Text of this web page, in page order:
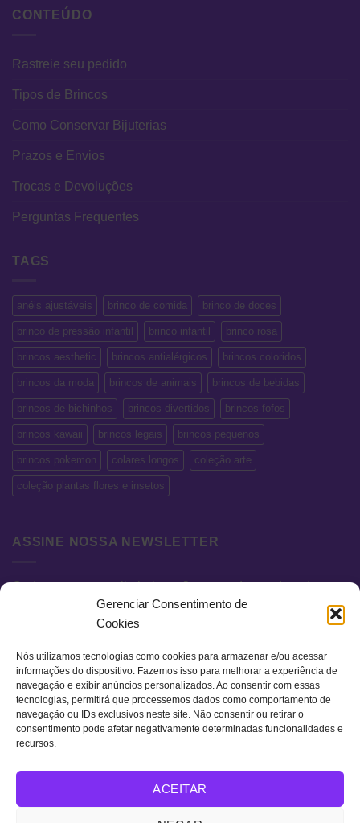
Gerenciar Consentimento de
Cookies
Nós utilizamos tecnologias como cookies para armazenar e/ou acessar
informações do dispositivo. Fazemos isso para melhorar a experiência de
navegação e exibir anúncios personalizados. Ao consentir com essas
tecnologias, permitirá que processemos dados como comportamento de
navegação ou IDs exclusivos neste site. Não consentir ou retirar o
consentimento pode afetar negativamente determinadas funcionalidades e
recursos.
ACEITAR
CONTEÚDO
Rastreie seu pedido
Tipos de Brincos
Como Conservar Bijuterias
Prazos e Envios
Trocas e Devoluções
Perguntas Frequentes
TAGS
anéis ajustáveis brinco de comida brinco de doces
brinco de pressão infantil brinco infantil brinco rosa
brincos aesthetic brincos antialérgicos brincos coloridos
brincos da moda brincos de animais brincos de bebidas
brincos de bichinhos brincos divertidos brincos fofos
brincos kawaii brincos legais brincos pequenos
brincos pokemon colares longos coleção arte
coleção plantas flores e insetos
ASSINE NOSSA NEWSLETTER
Cadastre seu e-mail abaixo e fique por dentro de todas as
novidades e promoções exclusivas.
Visa MasterCard